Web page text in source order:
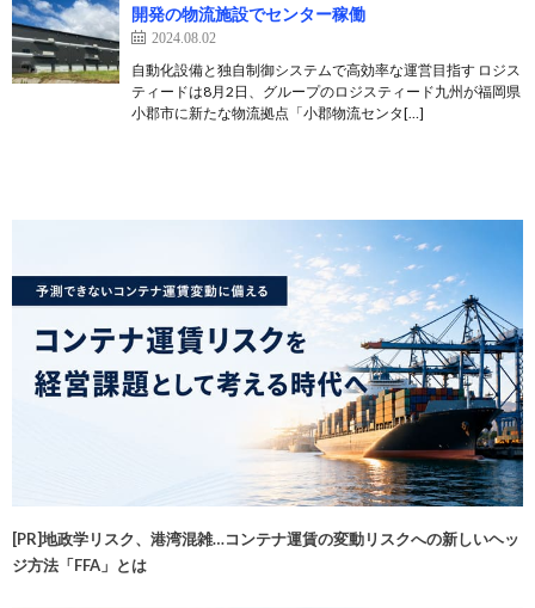
開発の物流施設でセンター稼働
2024.08.02
自動化設備と独自制御システムで高効率な運営目指す ロジス
ティードは8月2日、グループのロジスティード九州が福岡県
小郡市に新たな物流拠点「小郡物流センタ[…]
[PR]地政学リスク、港湾混雑…コンテナ運賃の変動リスクへの新しいヘッ
ジ方法「FFA」とは